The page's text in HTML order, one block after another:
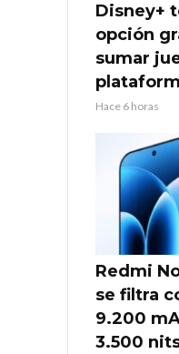
Disney+
opción
sumar
Hace 6 horas
Redmi
se filtra
9.200
3.500